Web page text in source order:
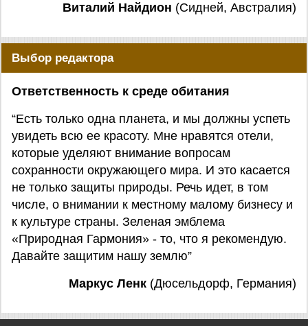
Виталий Найдион (Сидней, Австралия)
Выбор редактора
Ответственность к среде обитания
“Есть только одна планета, и мы должны успеть
увидеть всю ее красоту. Мне нравятся отели,
которые уделяют внимание вопросам
сохранности окружающего мира. И это касается
не только защиты природы. Речь идет, в том
числе, о внимании к местному малому бизнесу и
к культуре страны. Зеленая эмблема
«Природная Гармония» - то, что я рекомендую.
Давайте защитим нашу землю”
Маркус Ленк (Дюсельдорф, Германия)